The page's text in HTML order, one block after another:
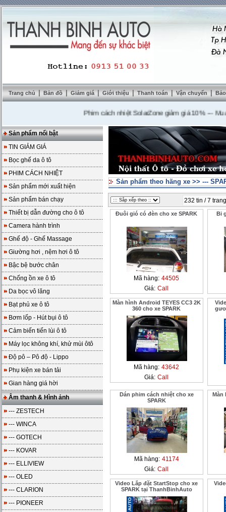
Trang chủ | Bản đồ | Giảm giá | Giới thiệu | Thanh toán | Vận chuyển |
Phim cách nhiệt SolarZone giảm giá 10%---Mua
Sản phẩm nổi bật
TIN GIẢM GIÁ
Bọc ghế da ô tô
PHIM CÁCH NHIỆT
Sản phẩm mới xuất hiện
Sản phẩm bán chạy
Thiết bị dẫn đường cho ô tô
Camera hành trình
Ghế độ - Ghế Massage
Giường hơi , nệm hơi ô tô
Bậc bệ bước chân
Chống ồn xe ô tô
Da bọc vô lăng
Bạt phủ xe ô tô
Bơm lốp - Hút bụi ô tô
Cảm biến tiến lùi ô tô
Máy lọc không khí, khử mùi ôtô
Độ pô – Pô độ - Lippo
Phụ kiện xe bán tải
Gian hàng giá hời
Âm thanh & Hình ảnh
--- ZESTECH
--- WINCA
--- GOTECH
--- KOVAR
--- ELLIVIEW
--- OLED
--- CLARION
--- PIONEER
Sản phẩm theo hãng xe >> ---
232 tin / 7
Đuôi gió có đèn cho xe SPARK
Mã hàng: 44505
Giá: Call
Bi
Màn hình Android TEYES CC3 2K
360 cho xe SPARK
Mã hàng: 43642
Giá: Call
Dán phim cách nhiệt cho xe
SPARK
Mã hàng: 41174
Giá: Call
Màn
Video Lắp đặt StartStop cho xe
SPARK tại ThanhBinhAuto